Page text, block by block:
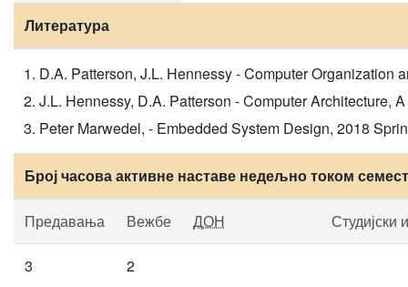
Литература
D.A. Patterson, J.L. Hennessy - Computer Organization
J.L. Hennessy, D.A. Patterson - Computer Architecture,
Peter Marwedel, - Embedded System Design, 2018
Број часова активне наставе недељно током
Предавања Вежбе ДОН Студијски
3 2